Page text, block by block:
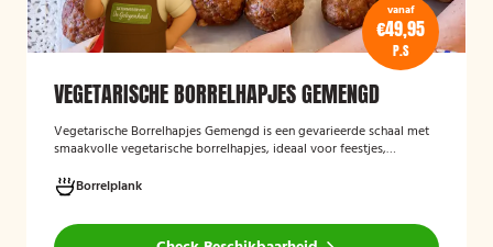
vanaf
€49,95
P.S
VEGETARISCHE BORRELHAPJES GEMENGD
Vegetarische Borrelhapjes Gemengd is een gevarieerde schaal met
smaakvolle vegetarische borrelhapjes, ideaal voor feestjes,
feestelijke mix van vegetarische lekkernijen die geschikt zijn voor
zowel vegetariërs als andere gasten.
Borrelplank